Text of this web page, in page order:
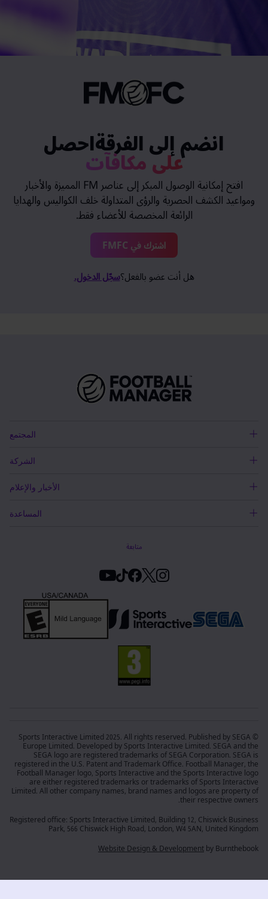
انضم إلى الفرقةاحصل
على مكافآت
افتح إمكانية الوصول المبكر إلى عناصر FM المميزة والأخبار
ومواعيد الكشف الحصرية والرؤى المتداولة خلف الكواليس والهدايا
الرائعة المخصصة للأعضاء فقط.
اشترك في FMFC
هل أنت عضو بالفعل؟سجّل الدخول.
المجتمع
الشركة
الأخبار والإعلام
المساعدة
متابعة
© Sports Interactive Limited 2025. All rights reserved. Published by SEGA
Europe Limited. Developed by Sports Interactive Limited. SEGA and the
SEGA logo are registered trademarks of SEGA Corporation. SEGA is
registered in the U.S. Patent and Trademark Office. Football Manager, the
Football Manager logo, Sports Interactive and the Sports Interactive logo
are either registered trademarks or trademarks of Sports Interactive
Limited. All other company names, brand names and logos are property of
their respective owners.
Registered office: Sports Interactive Limited, Building 12, Chiswick Business
Park, 566 Chiswick High Road, London, W4 5AN, United Kingdom
Website Design & Developmentby Burnthebook